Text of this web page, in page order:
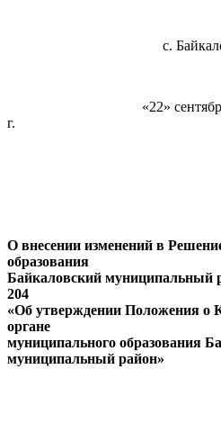
с.
«22»
г.
О внесении изменений в
образования
Байкаловский муниципальный
204
«Об утверждении Положения о
органе
муниципального образования
муниципальный район»